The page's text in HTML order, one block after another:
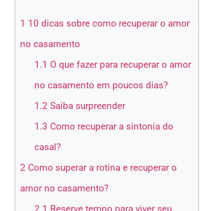
1 10 dicas sobre como recuperar o amor
no casamento
1.1 O que fazer para recuperar o amor
no casamento em poucos dias?
1.2 Saiba surpreender
1.3 Como recuperar a sintonia do
casal?
2 Como superar a rotina e recuperar o
amor no casamento?